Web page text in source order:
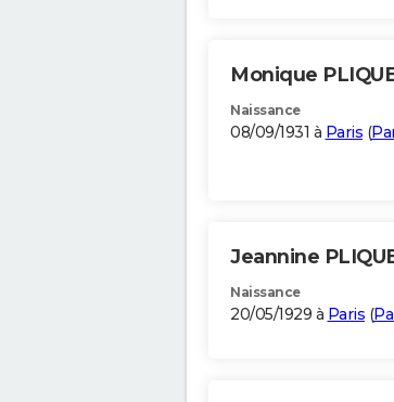
Monique
Naissance
08/09/1931 à Paris (
Jeannine
Naissance
20/05/1929 à Paris (